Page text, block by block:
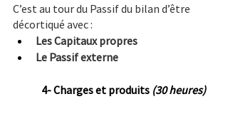
C’est au tour du Passif du bilan d’être
décortiqué avec :
Les Capitaux propres
Le Passif externe
4- Charges et produits (30 heures)